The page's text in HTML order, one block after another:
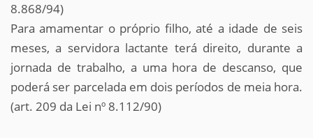
8.868/94)
Para amamentar o próprio filho, até a idade de seis
meses, a servidora lactante terá direito, durante a
jornada de trabalho, a uma hora de descanso, que
poderá ser parcelada em dois períodos de meia hora.
(art. 209 da Lei nº 8.112/90)